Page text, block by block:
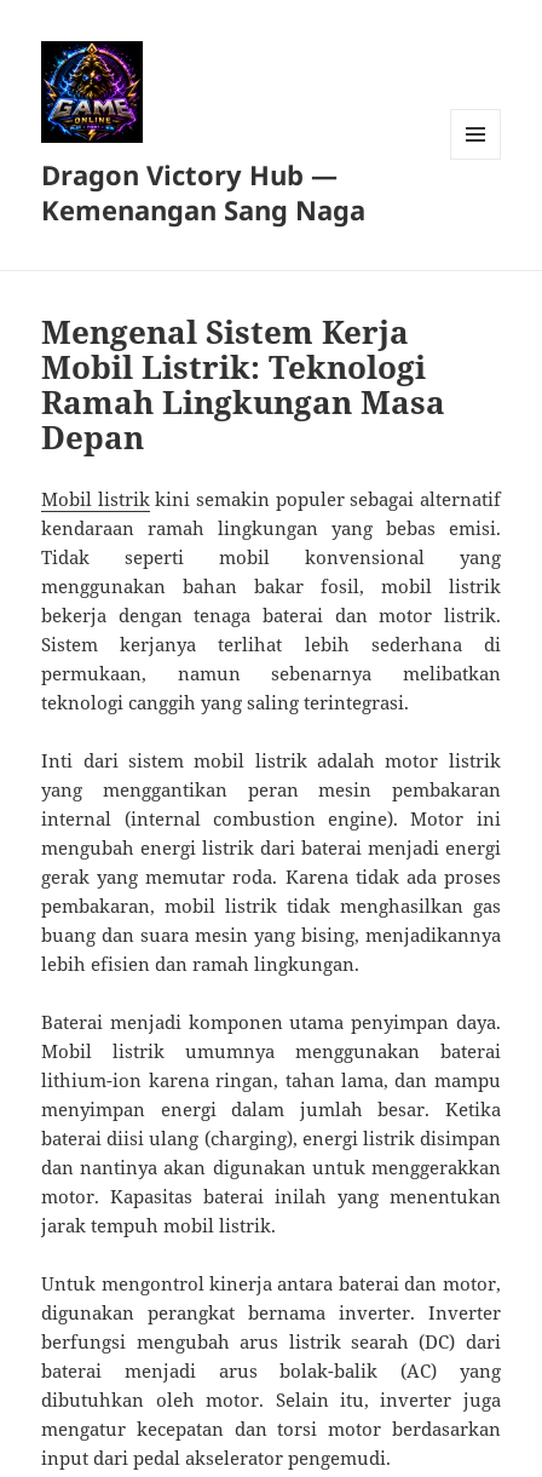
Dragon Victory Hub —
Kemenangan Sang Naga
Mengenal Sistem Kerja
Mobil Listrik: Teknologi
Ramah Lingkungan Masa
Depan
Mobil listrikkini semakin populer sebagai alternatif
kendaraan ramah lingkungan yang bebas emisi.
Tidak seperti mobil konvensional yang
menggunakan bahan bakar fosil, mobil listrik
bekerja dengan tenaga baterai dan motor listrik.
Sistem kerjanya terlihat lebih sederhana di
permukaan, namun sebenarnya melibatkan
teknologi canggih yang saling terintegrasi.
Inti dari sistem mobil listrik adalah motor listrik
yang menggantikan peran mesin pembakaran
internal (internal combustion engine). Motor ini
mengubah energi listrik dari baterai menjadi energi
gerak yang memutar roda. Karena tidak ada proses
pembakaran, mobil listrik tidak menghasilkan gas
buang dan suara mesin yang bising, menjadikannya
lebih efisien dan ramah lingkungan.
Baterai menjadi komponen utama penyimpan daya.
Mobil listrik umumnya menggunakan baterai
lithium-ion karena ringan, tahan lama, dan mampu
menyimpan energi dalam jumlah besar. Ketika
baterai diisi ulang (charging), energi listrik disimpan
dan nantinya akan digunakan untuk menggerakkan
motor. Kapasitas baterai inilah yang menentukan
jarak tempuh mobil listrik.
Untuk mengontrol kinerja antara baterai dan motor,
digunakan perangkat bernama inverter. Inverter
berfungsi mengubah arus listrik searah (DC) dari
baterai menjadi arus bolak-balik (AC) yang
dibutuhkan oleh motor. Selain itu, inverter juga
mengatur kecepatan dan torsi motor berdasarkan
input dari pedal akselerator pengemudi.